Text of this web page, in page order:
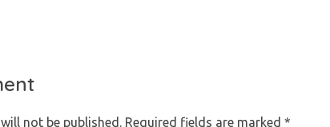
not be published. Required fields are marked *